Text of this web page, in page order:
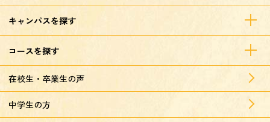
キャンパスを探す
コースを探す
在校生・卒業生の声
中学生の方